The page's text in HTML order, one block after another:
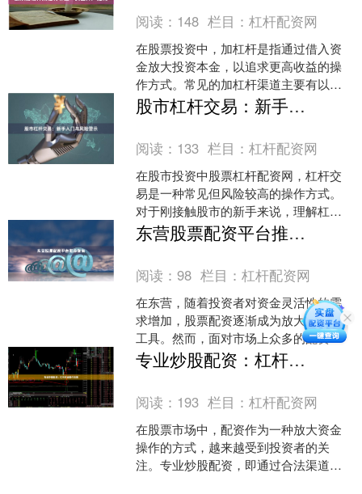
阅读： 148 栏目：杠杆配资网
在股票投资中，加杠杆是指通过借入资
金放大投资本金，以追求更高收益的操
作方式。常见的加杠杆渠道主要有以下
几种： ## 一、券商融资融券 这是最正
规、受监管的加杠杆....
股市杠杆交易：新手入门与风险警示
阅读： 133 栏目：杠杆配资网
在股市投资中股票杠杆配资网，杠杆交
易是一种常见但风险较高的操作方式。
对于刚接触股市的新手来说，理解杠杆
交易的原理和风险至关重要。本文将为
您详细介绍股市杠杆交易的....
东营股票配资平台推荐指南
阅读：98 栏目：杠杆配资网
在东营，随着投资者对资金灵活性的需
求增加，股票配资逐渐成为放大收益的
工具。然而，面对市场上众多的配资平
台，如何筛选出安全、合规且服务优质
的机构，成为投资者关注的....
专业炒股配资：杠杆资金操作指南
阅读： 193 栏目：杠杆配资网
在股票市场中，配资作为一种放大资金
操作的方式，越来越受到投资者的关
注。专业炒股配资，即通过合法渠道借